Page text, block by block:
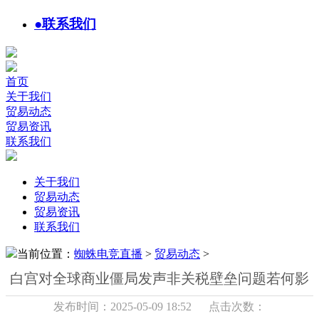
●联系我们
首页
关于我们
贸易动态
贸易资讯
联系我们
关于我们
贸易动态
贸易资讯
联系我们
当前位置： 蜘蛛电竞直播 > 贸易动态 >
白宫对全球商业僵局发声非关税壁垒问题若何影
发布时间：2025-05-09 18:52 点击次数：